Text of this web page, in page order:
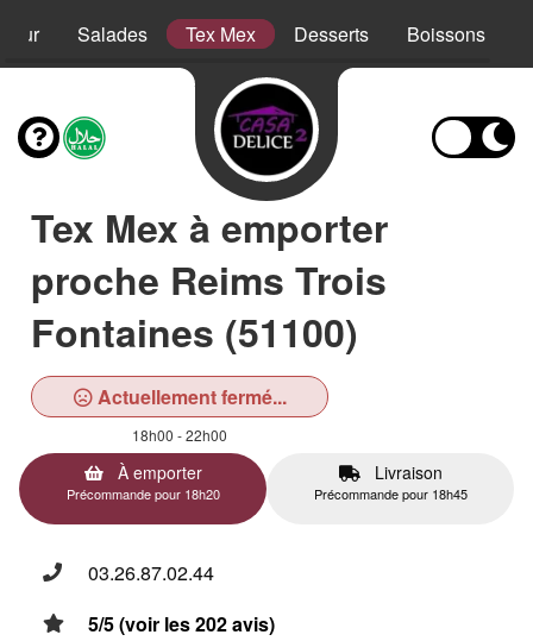
Salades Tex Mex Desserts Boissons
Tex Mex à emporter
proche Reims Trois
Fontaines (51100)
Actuellement fermé...
18h00 - 22h00
À emporter
Précommande pour 18h20
Livraison
Précommande pour 18h45
03.26.87.02.44
5/5 (voir les 202 avis)